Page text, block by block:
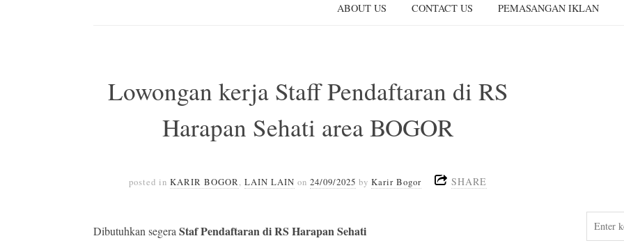
ABOUT US CONTACT US PEMASANGAN IKLAN
Lowongan kerja Staff Pendaftaran di RS
Harapan Sehati area BOGOR
posted inKARIR BOGOR,LAIN LAIN on24/09/2025 byKarir Bogor SHARE
Dibutuhkan segeraStaf Pendaftaran di RS Harapan Sehati